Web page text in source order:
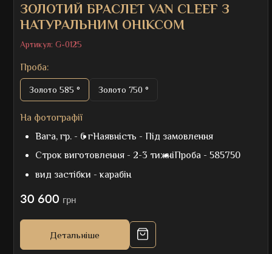
ЗОЛОТИЙ БРАСЛЕТ VAN CLEEF З
НАТУРАЛЬНИМ ОНІКСОМ
Артикул: G-0125
Проба:
Золото 585 ° Золото 750 °
На фотографії
Вага, гр. - 6 гНаявність - Під замовлення
Строк виготовлення - 2-3 тижніПроба - 585750
вид застібки -карабін
30 600 грн
Детальніше